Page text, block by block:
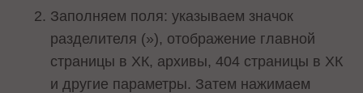
Заполняем поля: указываем значок
разделителя (»), отображение главной
страницы в ХК, архивы, 404 страницы в ХК
и другие параметры. Затем нажимаем